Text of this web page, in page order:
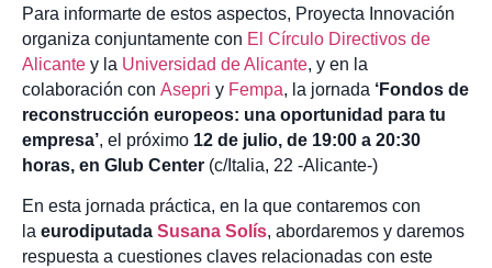
Para informarte de estos aspectos, Proyecta Innovación
organiza conjuntamente con El Círculo Directivos de
Alicante y la Universidad de Alicante, y en la
colaboración con Asepri y Fempa, la jornada ‘Fondos de
reconstrucción europeos: una oportunidad para tu
empresa’, el próximo 12 de julio, de 19:00 a 20:30
horas, en Glub Center (c/Italia, 22 -Alicante-)
En esta jornada práctica, en la que contaremos con
la eurodiputada Susana Solís, abordaremos y daremos
respuesta a cuestiones claves relacionadas con este